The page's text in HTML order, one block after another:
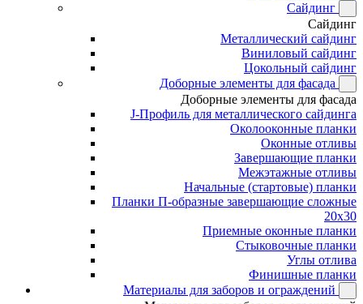
Сайдинг
Сайдинг
Металлический сайдинг
Виниловый сайдинг
Цокольный сайдинг
Доборные элементы для фасада
Доборные элементы для фасада
J-Профиль для металлического сайдинга
Околооконные планки
Оконные отливы
Завершающие планки
Межэтажные отливы
Начальные (стартовые) планки
Планки П-образные завершающие сложные
20x30
Приемные оконные планки
Стыковочные планки
Углы отлива
Финишные планки
Материалы для заборов и ограждений